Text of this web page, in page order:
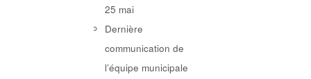
25 mai
Dernière
communication de
l’équipe municipale